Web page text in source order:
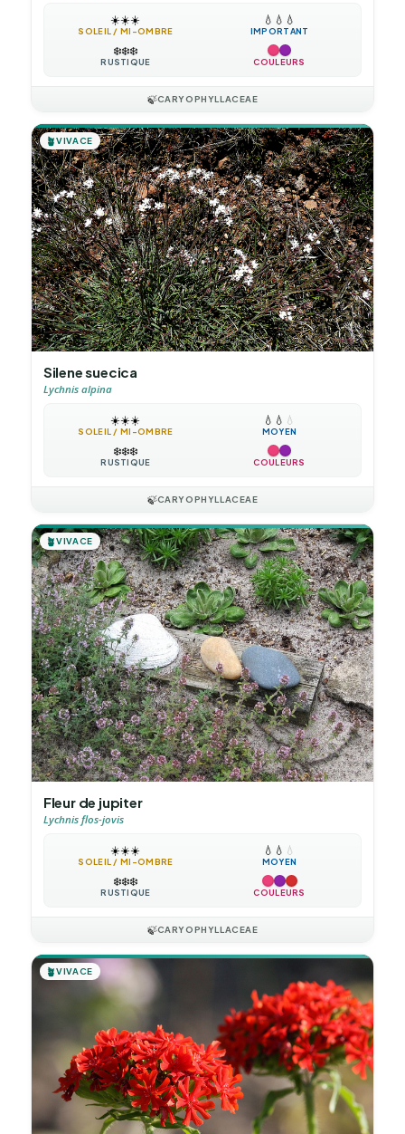
☀️☀️☀️
SOLEIL / MI-OMBRE
💧 💧 💧
IMPORTANT
❄️❄️❄️
RUSTIQUE COULEURS
🍃CARYOPHYLLACEAE
🪴VIVACE
Silene suecica
Lychnis alpina
☀️☀️☀️
SOLEIL / MI-OMBRE
💧 💧 💧
MOYEN
❄️❄️❄️
RUSTIQUE COULEURS
🍃CARYOPHYLLACEAE
🪴VIVACE
Fleur de jupiter
Lychnis flos-jovis
☀️☀️☀️
SOLEIL / MI-OMBRE
💧 💧 💧
MOYEN
❄️❄️❄️
RUSTIQUE COULEURS
🍃CARYOPHYLLACEAE
🪴VIVACE